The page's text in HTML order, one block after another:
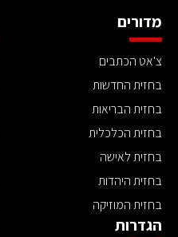
מדורים
צ'אט הכתבים
בחזית החדשות
בחזית הבריאות
בחזית הכלכלית
בחזית לאישה
בחזית היהדות
בחזית המוזיקה
הגדרות